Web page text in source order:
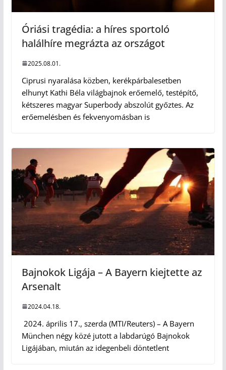
Óriási tragédia: a híres sportoló
halálhíre megrázta az országot
2025.08.01.
Ciprusi nyaralása közben, kerékpárbalesetben
elhunyt Kathi Béla világbajnok erőemelő, testépítő,
kétszeres magyar Superbody abszolút győztes. Az
erőemelésben és fekvenyomásban is
Bajnokok Ligája – A Bayern kiejtette az
Arsenalt
2024.04.18.
2024. április 17., szerda (MTI/Reuters) – A Bayern
München négy közé jutott a labdarúgó Bajnokok
Ligájában, miután az idegenbeli döntetlent